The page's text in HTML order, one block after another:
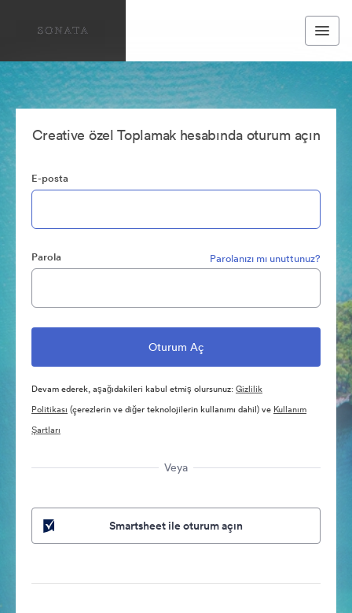
Creative özel Toplamak hesabında oturum açın
E-posta
Parola Parolanızı mı unuttunuz?
Devam ederek, aşağıdakileri kabul etmiş olursunuz:Gizlilik
Politikası (çerezlerin ve diğer teknolojilerin kullanımı dahil) ve Kullanım
Şartları
Veya
Smartsheet ile oturum açın